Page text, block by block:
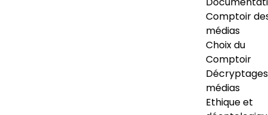
Comptoir
médias
Choix du
Comptoir
Décryptages
médias
Ethique et